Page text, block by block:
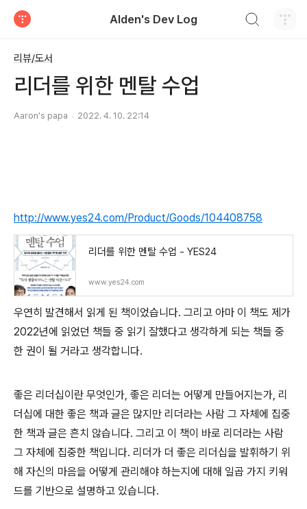
Alden's Dev Log
리뷰/도서
리더를 위한 멘탈 수업
Aaron's papa 2022. 4. 10. 22:14
http://www.yes24.com/Product/Goods/104408758
리더를 위한 멘탈 수업 - YES24
www.yes24.com
우연히 발견해서 읽게 된 책이었습니다. 그리고 아마 이 책도 제가
2022년에 읽었던 책들 중 읽기 잘했다고 생각하게 되는 책들 중
한 권이 될 거라고 생각합니다.
좋은 리더십이란 무엇인가, 좋은 리더는 어떻게 만들어지는가, 리
더십에 대한 좋은 책과 글은 많지만 리더라는 사람 그 자체에 집중
한 책과 글은 흔치 않습니다. 그리고 이 책이 바로 리더라는 사람
그 자체에 집중한 책입니다. 리더가 더 좋은 리더십을 발휘하기 위
해 자신의 마음을 어떻게 관리해야 하는지에 대해 일곱 가지 키워
드를 기반으로 설명하고 있습니다.